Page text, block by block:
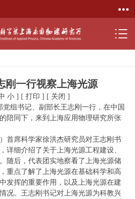
刚一行视察上海光源
小 ] [ 打印 ] [ 关闭 ]
党组书记、副部长王志刚一行，在中国
陪同下，来到上海应用物理研究所张
首席科学家徐洪杰研究员对王志刚书
详细介绍了关于上海光源工程建设、
随后，代表团实地察看了上海光源储
重点了解了上海光源在基础科学和高
发挥的重要作用，以及上海光源在建
况。王志刚书记对上海光源为科教兴